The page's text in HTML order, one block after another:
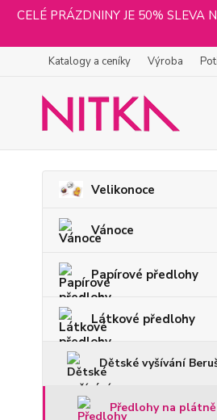
CELÉ PRÁZDNINY JE 50% SLEVA
Katalogy a ceníky Výroba
Velikonoce
Vánoce
Papírové předlohy
Látkové předlohy
Dětské vyšívání
Předlohy na plátně